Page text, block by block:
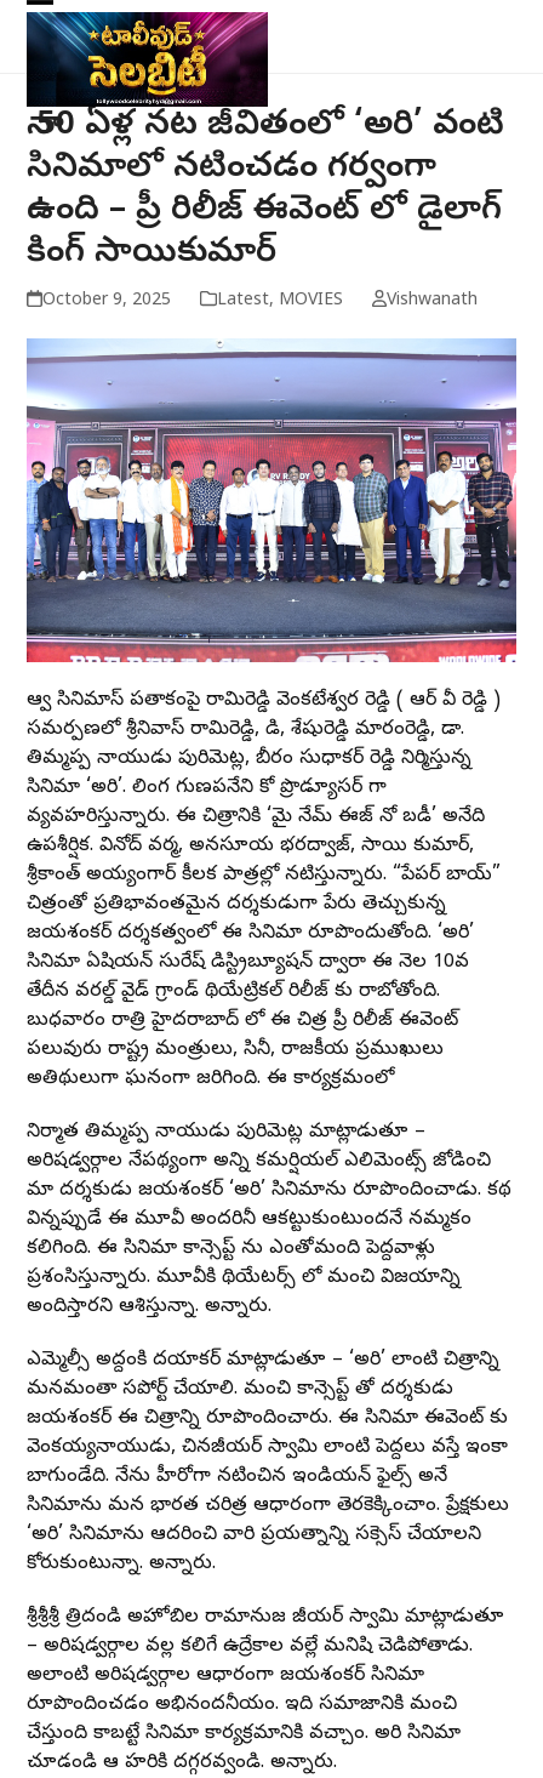
Skip
content
Open
mobile
menu
Close
mobile
menu
నా 50 ఏళ్ల నట జీవితంలో ‘అరి’ వంటి
సినిమాలో నటించడం గర్వంగా
ఉంది – ప్రీ రిలీజ్ ఈవెంట్ లో డైలాగ్
కింగ్ సాయికుమార్
October 9, 2025 Latest, MOVIES Vishwanath
ఆర్వీ సినిమాస్ పతాకంపై రామిరెడ్డి వెంకటేశ్వర రెడ్డి ( ఆర్ వీ రెడ్డి )
సమర్పణలో శ్రీనివాస్ రామిరెడ్డి, డి, శేషురెడ్డి మారంరెడ్డి, డా.
తిమ్మప్ప నాయుడు పురిమెట్ల, బీరం సుధాకర్ రెడ్డి నిర్మిస్తున్న
సినిమా ‘అరి’. లింగ గుణపనేని కో ప్రొడ్యూసర్ గా
వ్యవహరిస్తున్నారు. ఈ చిత్రానికి ‘మై నేమ్ ఈజ్ నో బడీ’ అనేది
ఉపశీర్షిక. వినోద్ వర్మ, అనసూయ భరద్వాజ్, సాయి కుమార్,
శ్రీకాంత్ అయ్యంగార్ కీలక పాత్రల్లో నటిస్తున్నారు. “పేపర్ బాయ్”
చిత్రంతో ప్రతిభావంతమైన దర్శకుడుగా పేరు తెచ్చుకున్న
జయశంకర్ దర్శకత్వంలో ఈ సినిమా రూపొందుతోంది. ‘అరి’
సినిమా ఏషియన్ సురేష్ డిస్ట్రిబ్యూషన్ ద్వారా ఈ నెల 10వ
తేదీన వరల్డ్ వైడ్ గ్రాండ్ థియేట్రికల్ రిలీజ్ కు రాబోతోంది.
బుధవారం రాత్రి హైదరాబాద్ లో ఈ చిత్ర ప్రీ రిలీజ్ ఈవెంట్
పలువురు రాష్ట్ర మంత్రులు, సినీ, రాజకీయ ప్రముఖులు
అతిథులుగా ఘనంగా జరిగింది. ఈ కార్యక్రమంలో
నిర్మాత తిమ్మప్ప నాయుడు పురిమెట్ల మాట్లాడుతూ –
అరిషడ్వర్గాల నేపథ్యంగా అన్ని కమర్షియల్ ఎలిమెంట్స్ జోడించి
మా దర్శకుడు జయశంకర్ ‘అరి’ సినిమాను రూపొందించాడు. కథ
విన్నప్పుడే ఈ మూవీ అందరినీ ఆకట్టుకుంటుందనే నమ్మకం
కలిగింది. ఈ సినిమా కాన్సెప్ట్ ను ఎంతోమంది పెద్దవాళ్లు
ప్రశంసిస్తున్నారు. మూవీకి థియేటర్స్ లో మంచి విజయాన్ని
అందిస్తారని ఆశిస్తున్నా. అన్నారు.
ఎమ్మెల్సీ అద్దంకి దయాకర్ మాట్లాడుతూ – ‘అరి’ లాంటి చిత్రాన్ని
మనమంతా సపోర్ట్ చేయాలి. మంచి కాన్సెప్ట్ తో దర్శకుడు
జయశంకర్ ఈ చిత్రాన్ని రూపొందించారు. ఈ సినిమా ఈవెంట్ కు
వెంకయ్యనాయుడు, చినజీయర్ స్వామి లాంటి పెద్దలు వస్తే ఇంకా
బాగుండేది. నేను హీరోగా నటించిన ఇండియన్ ఫైల్స్ అనే
సినిమాను మన భారత చరిత్ర ఆధారంగా తెరకెక్కించాం. ప్రేక్షకులు
‘అరి’ సినిమాను ఆదరించి వారి ప్రయత్నాన్ని సక్సెస్ చేయాలని
కోరుకుంటున్నా. అన్నారు.
శ్రీశ్రీశ్రీ త్రిదండి అహోబిల రామానుజ జీయర్ స్వామి మాట్లాడుతూ
– అరిషడ్వర్గాల వల్ల కలిగే ఉద్రేకాల వల్లే మనిషి చెడిపోతాడు.
అలాంటి అరిషడ్వర్గాల ఆధారంగా జయశంకర్ సినిమా
రూపొందించడం అభినందనీయం. ఇది సమాజానికి మంచి
చేస్తుంది కాబట్టే సినిమా కార్యక్రమానికి వచ్చాం. అరి సినిమా
చూడండి ఆ హరికి దగ్గరవ్వండి. అన్నారు.